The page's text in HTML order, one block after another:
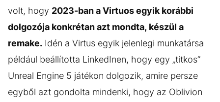
volt, hogy 2023-ban a Virtuos egyik korábbi
dolgozója konkrétan azt mondta, készül a
remake. Idén a Virtus egyik jelenlegi munkatársa
például beállította LinkedInen, hogy egy „titkos”
Unreal Engine 5 játékon dolgozik, amire persze
egyből azt gondolta mindenki, hogy az Oblivion